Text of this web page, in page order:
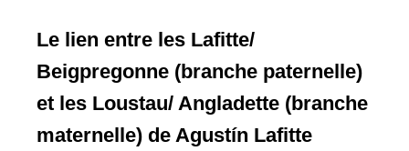
Le lien entre les Lafitte/
Beigpregonne (branche paternelle)
et les Loustau/ Angladette (branche
maternelle) de Agustín Lafitte